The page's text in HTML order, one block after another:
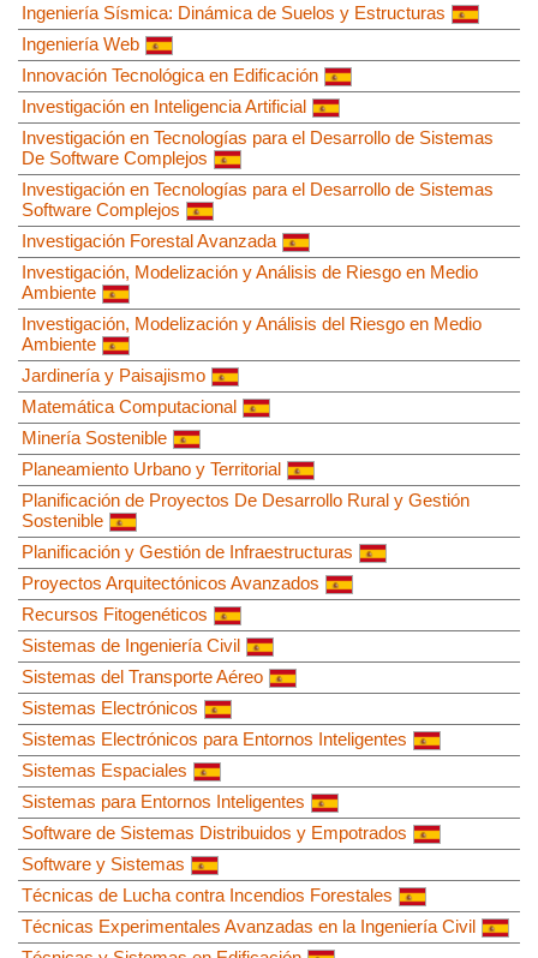
Ingeniería Sísmica: Dinámica de Suelos y Estructuras
Ingeniería Web
Innovación Tecnológica en Edificación
Investigación en Inteligencia Artificial
Investigación en Tecnologías para el Desarrollo de Sistemas
De Software Complejos
Investigación en Tecnologías para el Desarrollo de Sistemas
Software Complejos
Investigación Forestal Avanzada
Investigación, Modelización y Análisis de Riesgo en Medio
Ambiente
Investigación, Modelización y Análisis del Riesgo en Medio
Ambiente
Jardinería y Paisajismo
Matemática Computacional
Minería Sostenible
Planeamiento Urbano y Territorial
Planificación de Proyectos De Desarrollo Rural y Gestión
Sostenible
Planificación y Gestión de Infraestructuras
Proyectos Arquitectónicos Avanzados
Recursos Fitogenéticos
Sistemas de Ingeniería Civil
Sistemas del Transporte Aéreo
Sistemas Electrónicos
Sistemas Electrónicos para Entornos Inteligentes
Sistemas Espaciales
Sistemas para Entornos Inteligentes
Software de Sistemas Distribuidos y Empotrados
Software y Sistemas
Técnicas de Lucha contra Incendios Forestales
Técnicas Experimentales Avanzadas en la Ingeniería Civil